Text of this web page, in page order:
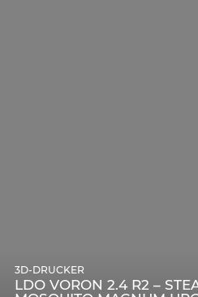
LDO VORON 2.4 R2 –
3D-DRUCKER